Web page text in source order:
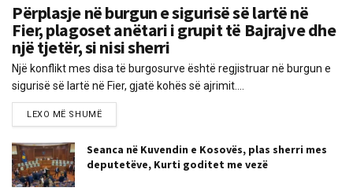
Përplasje në burgun e sigurisë së lartë në
Fier, plagoset anëtari i grupit të Bajrajve dhe
një tjetër, si nisi sherri
Një konflikt mes disa të burgosurve është regjistruar në burgun e
sigurisë së lartë në Fier, gjatë kohës së ajrimit....
LEXO MË SHUMË
Seanca në Kuvendin e Kosovës, plas sherri mes
deputetëve, Kurti goditet me vezë